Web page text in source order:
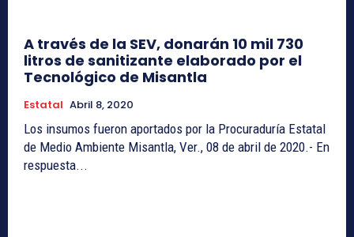
A través de la SEV, donarán 10 mil 730
litros de sanitizante elaborado por el
Tecnológico de Misantla
Estatal Abril 8, 2020
Los insumos fueron aportados por la Procuraduría Estatal
de Medio Ambiente Misantla, Ver., 08 de abril de 2020.- En
respuesta...